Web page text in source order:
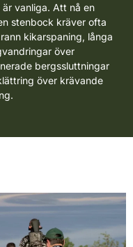
är vanliga. Att nå en
stenbock kräver ofta
kikarspaning, långa
över
bergssluttningar
över krävande